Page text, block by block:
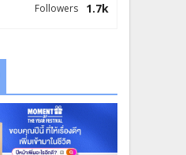
1.7k
Followers